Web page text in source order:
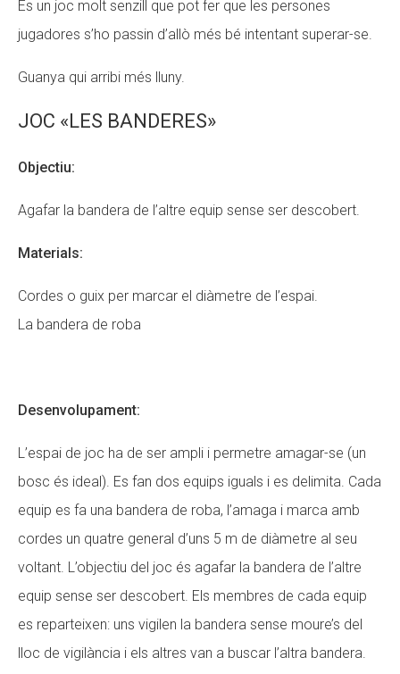
És un joc molt senzill que pot fer que les persones
jugadores s’ho passin d’allò més bé intentant superar-se.
Guanya qui arribi més lluny.
JOC «LES BANDERES»
Objectiu:
Agafar la bandera de l’altre equip sense ser descobert.
Materials:
Cordes o guix per marcar el diàmetre de l’espai.
La bandera de roba
Desenvolupament:
L’espai de joc ha de ser ampli i permetre amagar-se (un
bosc és ideal). Es fan dos equips iguals i es delimita. Cada
equip es fa una bandera de roba, l’amaga i marca amb
cordes un quatre general d’uns 5 m de diàmetre al seu
voltant. L’objectiu del joc és agafar la bandera de l’altre
equip sense ser descobert. Els membres de cada equip
es reparteixen: uns vigilen la bandera sense moure’s del
lloc de vigilància i els altres van a buscar l’altra bandera.